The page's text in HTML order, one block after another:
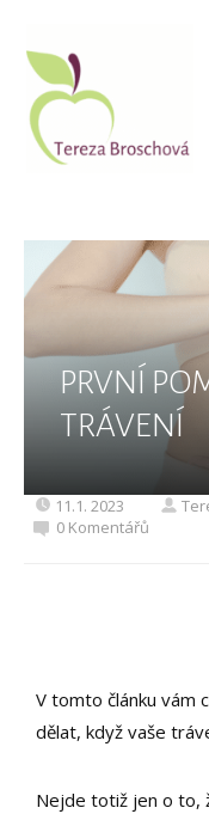
PRVNÍ
TRÁVENÍ
11.1. 2023
0 Komentářů
V tomto článku vám
dělat, když vaše
Nejde totiž jen o to,